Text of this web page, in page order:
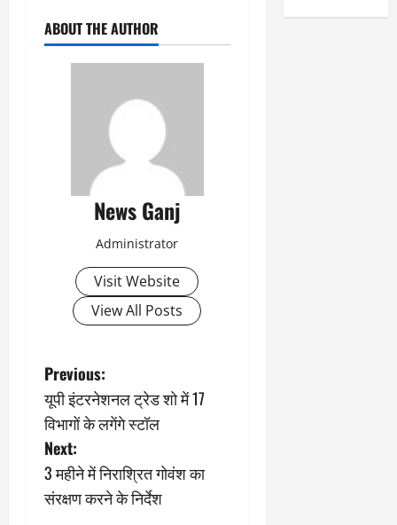
ABOUT THE AUTHOR
News Ganj
Administrator
Visit Website
View All Posts
P
o
s
t
Previous:
यूपी इंटरनेशनल ट्रेड शो में 17
विभागों के लगेंगे स्टॉल
Next:
3 महीने में निराश्रित गोवंश का
संरक्षण करने के निर्देश